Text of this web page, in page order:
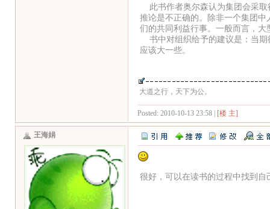
此书作者奥尔森认为集团会采取
推论是不正确的。除非一个集团
们的共同利益行事。一般而言，
书中对组织给予的建议是：当期
应该大一些。
大道之行，天下为公。
Posted: 2010-10-13 23:58 | [楼 主]
王海娟
很好，可以在读书的过程中找到自